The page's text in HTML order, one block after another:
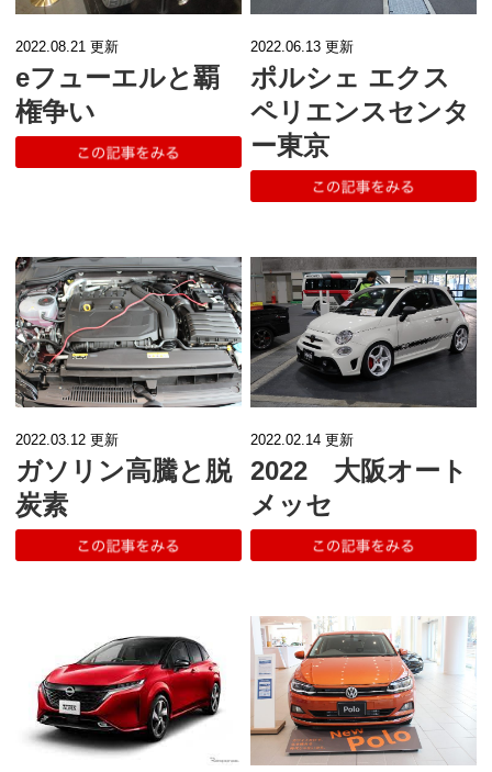
2022.08.21 更新
eフューエルと覇
権争い
2022.06.13 更新
ポルシェ エクス
ペリエンスセンタ
ー東京
2022.03.12 更新
ガソリン高騰と脱
炭素
2022.02.14 更新
2022 大阪オート
メッセ